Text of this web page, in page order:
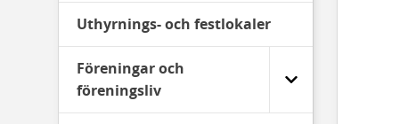
Uthyrnings- och festlokaler
Föreningar och
föreningsliv